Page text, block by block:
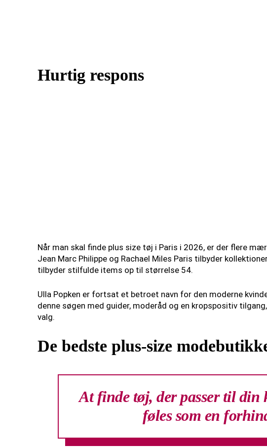
Hurtig respons
Når man skal finde plus size tøj i Paris i 2026, er der flere
Jean Marc Philippe og Rachael Miles Paris tilbyder
tilbyder stilfulde items op til størrelse 54.
Ulla Popken er fortsat et betroet navn for den moderne
denne søgen med guider, moderåd og en kropspositiv
valg.
De bedste plus-size
At finde tøj, der passer til din
føles som en